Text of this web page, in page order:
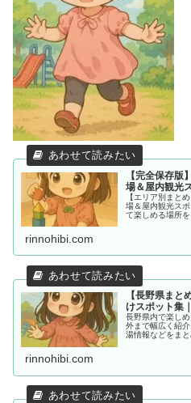
【完全保存版
場＆屋内観光
【エリア別まと
場＆屋内観光ス
て楽しめる場所
rinnohibi.com
【長野県まと
けスポット集
長野県内で楽し
外まで幅広く紹
湯情報などをま
rinnohibi.com